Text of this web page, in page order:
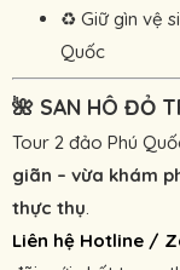
♻️ Giữ gìn vệ
Quốc
🌺 SAN HÔ ĐỎ
Tour 2 đảo Phú
giãn – vừa khám
thực thụ.
Liên hệ Hotline /